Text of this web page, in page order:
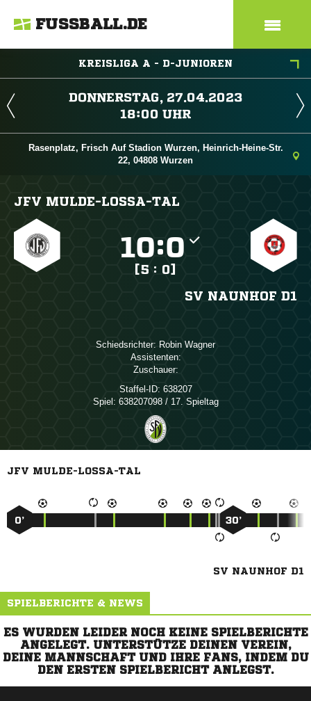
FUSSBALL.DE
KREISLIGA A - D-JUNIOREN
 
 
Rasenplatz, Frisch Auf Stadion Wurzen, Heinrich-Heine-Str.
22, 04808 Wurzen
JFV MULDE-LOSSA-TAL
:
[5 : 0]
SV NAUNHOF D1
Schiedsrichter:  
Assistenten:
Zuschauer:
Staffel-ID: 638207
Spiel: 638207098 / 17. Spieltag
JFV MULDE-LOSSA-TAL
0’ 30’
SV NAUNHOF D1
SPIELBERICHTE & NEWS
ES WURDEN LEIDER NOCH KEINE SPIELBERICHTE
ANGELEGT. UNTERSTÜTZE DEINEN VEREIN,
DEINE MANNSCHAFT UND IHRE FANS, INDEM DU
DEN ERSTEN SPIELBERICHT ANLEGST.